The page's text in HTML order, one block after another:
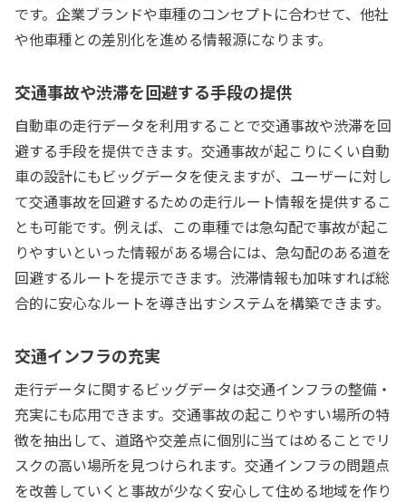
です。企業ブランドや車種のコンセプトに合わせて、他社
や他車種との差別化を進める情報源になります。
交通事故や渋滞を回避する手段の提供
自動車の走行データを利用することで交通事故や渋滞を回
避する手段を提供できます。交通事故が起こりにくい自動
車の設計にもビッグデータを使えますが、ユーザーに対し
て交通事故を回避するための走行ルート情報を提供するこ
とも可能です。例えば、この車種では急勾配で事故が起こ
りやすいといった情報がある場合には、急勾配のある道を
回避するルートを提示できます。渋滞情報も加味すれば総
合的に安心なルートを導き出すシステムを構築できます。
交通インフラの充実
走行データに関するビッグデータは交通インフラの整備・
充実にも応用できます。交通事故の起こりやすい場所の特
徴を抽出して、道路や交差点に個別に当てはめることでリ
スクの高い場所を見つけられます。交通インフラの問題点
を改善していくと事故が少なく安心して住める地域を作り